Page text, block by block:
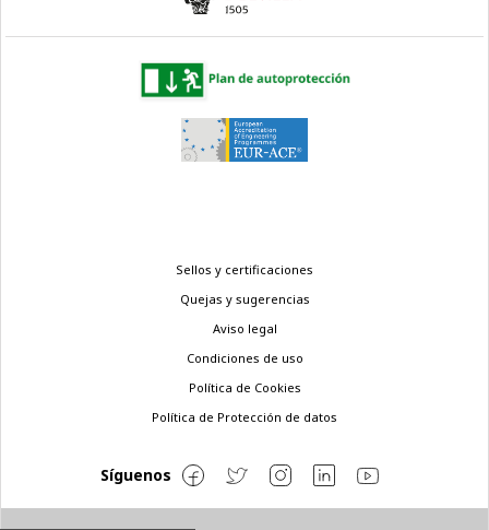
Sellos y certificaciones
Quejas y sugerencias
Aviso legal
Condiciones de uso
Política de Cookies
Política de Protección de datos
Síguenos